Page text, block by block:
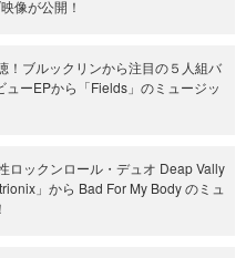
像が公開！
！ブルックリンから注目の５人組バ
ーEPから「Fields」のミュージッ
ロックンロール・デュオ Deap Vally
」から Bad For My Body のミュ